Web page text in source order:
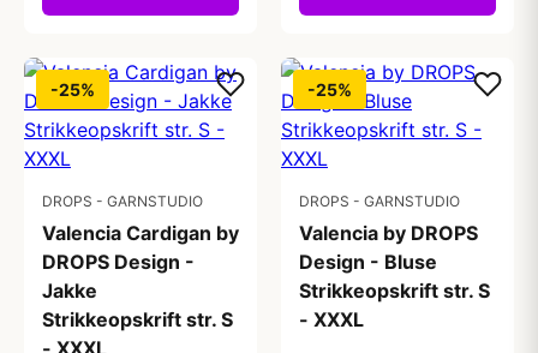
-25%
DROPS - GARNSTUDIO
Valencia Cardigan by
DROPS Design -
Jakke
Strikkeopskrift str. S
- XXXL
-25%
DROPS - GARNSTUDIO
Valencia by DROPS
Design - Bluse
Strikkeopskrift str. S
- XXXL